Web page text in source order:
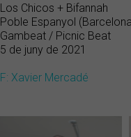
Los Chicos + Bifannah
Poble Espanyol
Gambeat / Picnic Beat
5 de juny de 2021
F: Xavier Mercadé